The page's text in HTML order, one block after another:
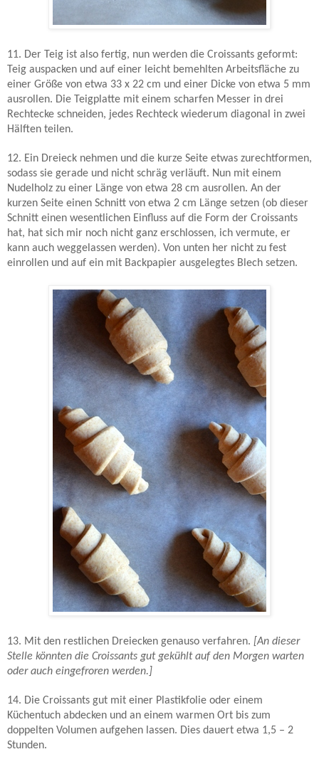
11. Der Teig ist also fertig, nun werden die Croissants geformt:
Teig auspacken und auf einer leicht bemehlten Arbeitsfläche zu
einer Größe von etwa 33 x 22 cm und einer Dicke von etwa 5 mm
ausrollen. Die Teigplatte mit einem scharfen Messer in drei
Rechtecke schneiden, jedes Rechteck wiederum diagonal in zwei
Hälften teilen.
12. Ein Dreieck nehmen und die kurze Seite etwas zurechtformen,
sodass sie gerade und nicht schräg verläuft. Nun mit einem
Nudelholz zu einer Länge von etwa 28 cm ausrollen. An der
kurzen Seite einen Schnitt von etwa 2 cm Länge setzen (ob dieser
Schnitt einen wesentlichen Einfluss auf die Form der Croissants
hat, hat sich mir noch nicht ganz erschlossen, ich vermute, er
kann auch weggelassen werden). Von unten her nicht zu fest
einrollen und auf ein mit Backpapier ausgelegtes Blech setzen.
13. Mit den restlichen Dreiecken genauso verfahren. [An dieser
Stelle könnten die Croissants gut gekühlt auf den Morgen warten
oder auch eingefroren werden.]
14. Die Croissants gut mit einer Plastikfolie oder einem
Küchentuch abdecken und an einem warmen Ort bis zum
doppelten Volumen aufgehen lassen. Dies dauert etwa 1,5 – 2
Stunden.